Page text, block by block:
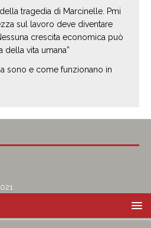
tragedia di Marcinelle. Pmi
sul lavoro deve diventare
crescita economica può
della vita umana”
sono e come funzionano in